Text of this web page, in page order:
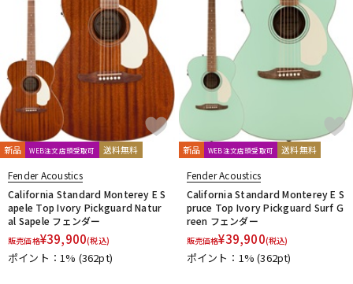
新品 WEB注文店頭受取可 送料無料
Fender Acoustics
California Standard Monterey E S
apele Top Ivory Pickguard Natur
al Sapele フェンダー
販売価格¥39,900(税込)
ポイント：1% (362pt)
新品 WEB注文店頭受取可 送料無料
Fender Acoustics
California Standard Monterey E S
pruce Top Ivory Pickguard Surf G
reen フェンダー
販売価格¥39,900(税込)
ポイント：1%(362pt)